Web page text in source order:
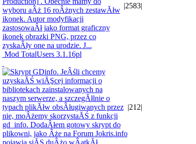
Mod TotalUsers 3.1.16pl
|2583|
|212|